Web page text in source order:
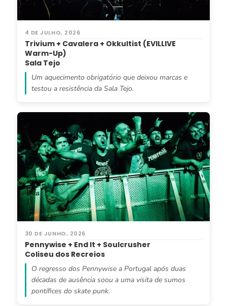
4 DE JULHO, 2026
Trivium + Cavalera + Okkultist (EVILLIVE
Warm-Up)
Sala Tejo
Um aquecimento obrigatório que deixou marcas e
testou a resistência da Sala Tejo.
30 DE JUNHO, 2026
Pennywise + End It + Soulcrusher
Coliseu dos Recreios
O regresso dos Pennywise a Portugal após duas
décadas de ausência soou a uma visita de sumos
pontífices do skate punk.